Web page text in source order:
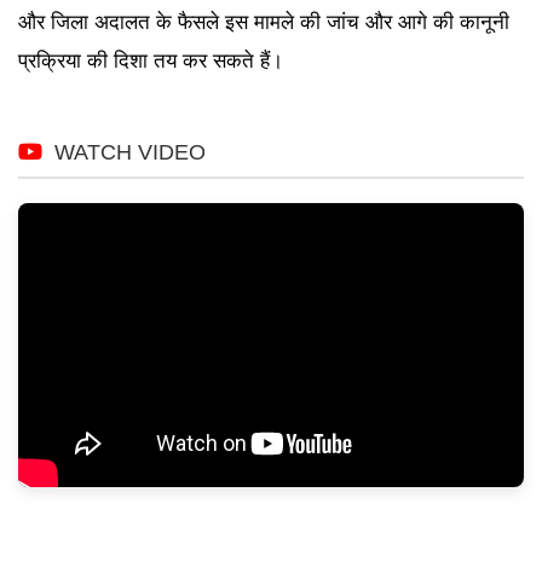
और जिला अदालत के फैसले इस मामले की जांच और आगे की कानूनी
प्रक्रिया की दिशा तय कर सकते हैं।
WATCH VIDEO